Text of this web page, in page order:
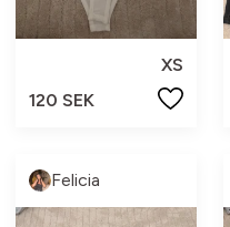
XS
120 SEK
Felicia